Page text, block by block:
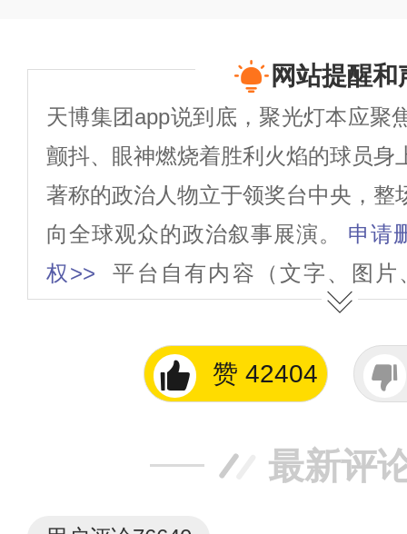
网站提醒和
天博集团app说到底，聚光灯本应聚
颤抖、眼神燃烧着胜利火焰的球员身
著称的政治人物立于领奖台中央，整
向全球观众的政治叙事展演。
申请
权>>
平台自有内容（文字、图
LOGO 等）知识产权归本站所有
制、转载、商用。
快速提交发布>> 查看
赞 42404
最新评